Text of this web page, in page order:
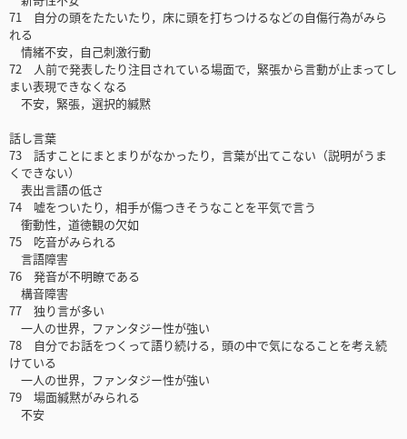
71 自分の頭をたたいたり，床に頭を打ちつけるなどの自傷行為がみら
れる
情緒不安，自己刺激行動
72 人前で発表したり注目されている場面で，緊張から言動が止まってし
まい表現できなくなる
不安，緊張，選択的緘黙
話し言葉
73 話すことにまとまりがなかったり，言葉が出てこない（説明がうま
くできない）
表出言語の低さ
74 嘘をついたり，相手が傷つきそうなことを平気で言う
衝動性，道徳観の欠如
75 吃音がみられる
言語障害
76 発音が不明瞭である
構音障害
77 独り言が多い
一人の世界，ファンタジー性が強い
78 自分でお話をつくって語り続ける，頭の中で気になることを考え続
けている
一人の世界，ファンタジー性が強い
79 場面緘黙がみられる
不安